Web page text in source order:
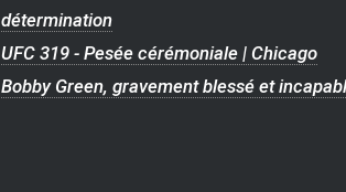
détermination
UFC 319 - Pesée cérémoniale | Chicago
Bobby Green, gravement blessé et